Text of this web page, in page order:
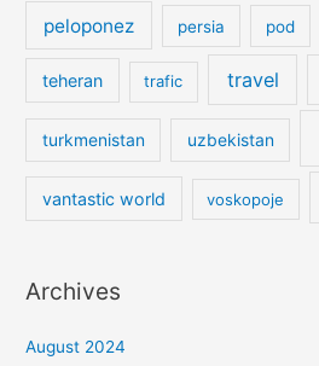
peloponez persia pod
teheran trafic travel
turkmenistan uzbekistan
vantastic world voskopoje
Archives
August 2024